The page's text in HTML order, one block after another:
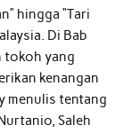
hingga “Tari
Di Bab
tokoh yang
kenangan
menulis tentang
Saleh